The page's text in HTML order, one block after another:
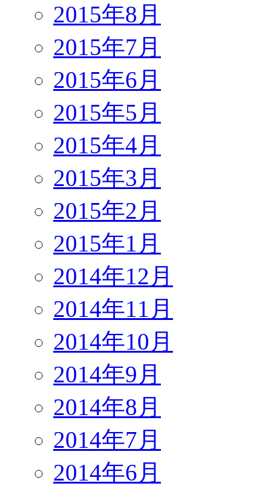
2015年8月
2015年7月
2015年6月
2015年5月
2015年4月
2015年3月
2015年2月
2015年1月
2014年12月
2014年11月
2014年10月
2014年9月
2014年8月
2014年7月
2014年6月